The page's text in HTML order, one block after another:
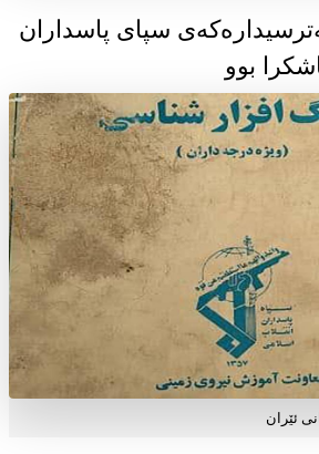
سپای پاسداران
بوو
ئێران